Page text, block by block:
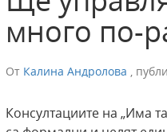
много по-
От Калина Андролова ,
Консултациите на „Има